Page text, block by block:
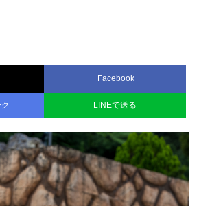
Facebook
LINEで送る